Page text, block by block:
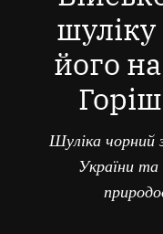
його
Шуліка чорний
України та